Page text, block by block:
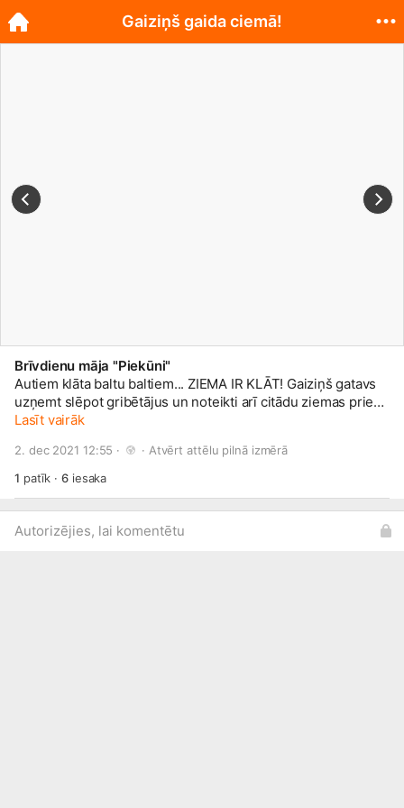
Brīvdienu māja "Piekūni"
Autiem klāta baltu baltiem... ZIEMA IR KLĀT! Gaiziņš gatavs
uzņemt slēpot gribētājus un noteikti arī citādu ziemas prieku
cienītājus. Te
Lasīt vairāk
2. dec 2021 12:55 · · Atvērt attēlu pilnā izmērā
1 patīk ·6iesaka
Autorizējies, lai komentētu
Gaiziņš gaida ciemā!